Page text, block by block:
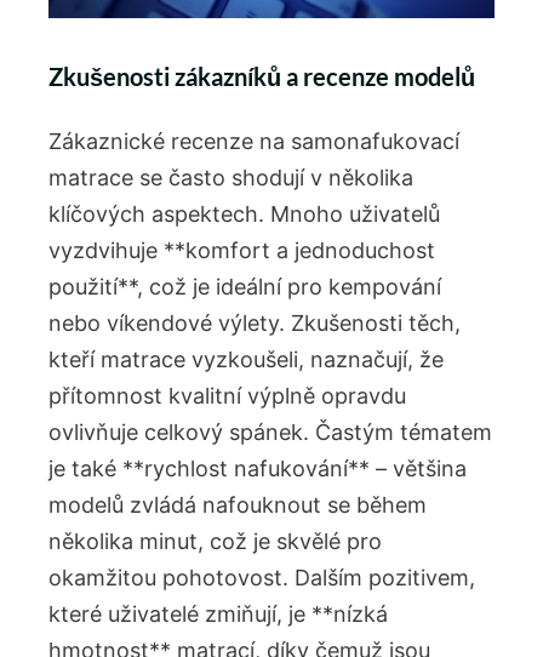
Zkušenosti zákazníků a recenze modelů
Zákaznické recenze na samonafukovací
matrace se často shodují v několika
klíčových aspektech. Mnoho uživatelů
vyzdvihuje **komfort a jednoduchost
použití**, což je ideální pro kempování
nebo víkendové výlety. Zkušenosti těch,
kteří matrace vyzkoušeli, naznačují, že
přítomnost kvalitní výplně opravdu
ovlivňuje celkový spánek. Častým tématem
je také **rychlost nafukování** – většina
modelů zvládá nafouknout se během
několika minut, což je skvělé pro
okamžitou pohotovost. Dalším pozitivem,
které uživatelé zmiňují, je **nízká
hmotnost** matrací, díky čemuž jsou